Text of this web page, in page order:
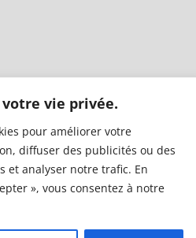
vie privée.
pour améliorer votre
diffuser des publicités ou des
et analyser notre trafic. En
», vous consentez à notre